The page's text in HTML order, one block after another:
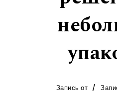
Запись от